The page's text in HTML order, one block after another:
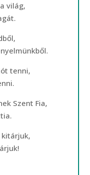
világ,
tenni,
Szent Fia,